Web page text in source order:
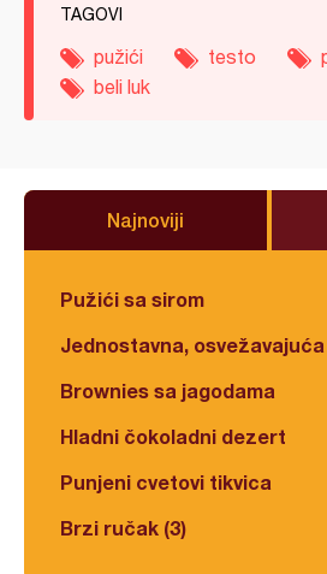
TAGOVI
pužići testo
beli luk
Najnoviji
Pužići sa sirom
Jednostavna,
Brownies sa jagodama
Hladni čokoladni dezert
Punjeni cvetovi tikvica
Brzi ručak (3)